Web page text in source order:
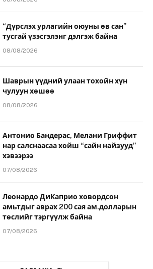
“Дүрслэх урлагийн оюуны өв сан”
тусгай үзэсгэлэнг дэлгэж байна
08/08/2026
Шаврын үүдний улаан тохойн хүн
чулуун хөшөө
08/08/2026
Антонио Бандерас, Мелани Гриффит
нар салснаасаа хойш “сайн найзууд”
хэвээрээ
07/08/2026
Леонардо ДиКаприо ховордсон
амьтдыг аврах 200 сая ам.долларын
төслийг тэргүүлж байна
07/08/2026